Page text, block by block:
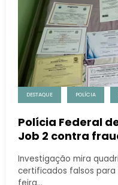
DESTAQUE POLÍCIA
Polícia Federal
Job 2 contra
Investigação mira
certificados falsos